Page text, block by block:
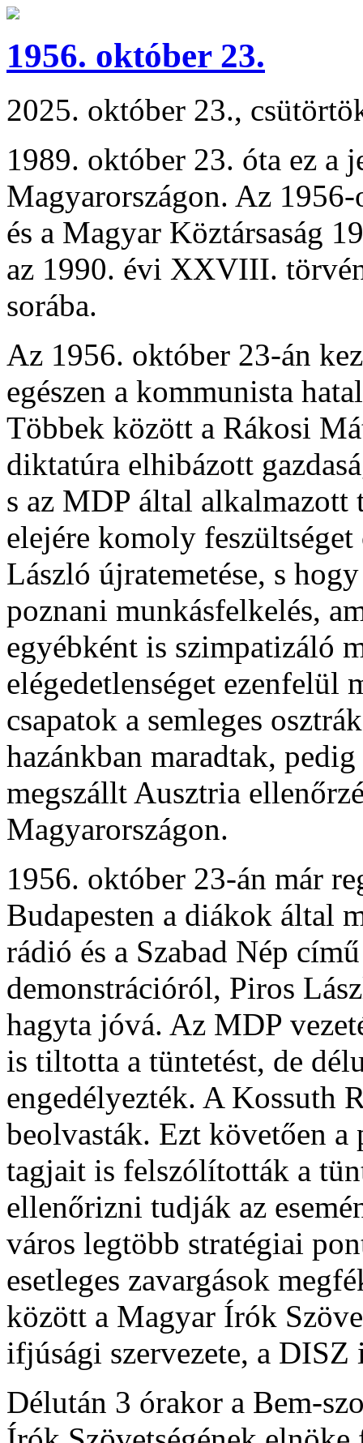
1956. október 23.
2025. október 23.,
1989. október 23. óta ez a
Magyarországon. Az
és a Magyar Köztársaság
az 1990. évi XXVIII.
sorába.
Az 1956. október 23-án
egészen a kommunista
Többek között a Rákosi
diktatúra elhibázott
s az MDP által alkalmazott
elejére komoly
László újratemetése, s
poznani munkásfelkelés,
egyébként is szimpatizáló
elégedetlenséget ezenfelül
csapatok a semleges
hazánkban maradtak,
megszállt Ausztria
Magyarországon.
1956. október 23-án már
Budapesten a diákok által
rádió és a Szabad Nép
demonstrációról, Piros
hagyta jóvá. Az MDP
is tiltotta a tüntetést, de
engedélyezték. A Kossuth
beolvasták. Ezt követően
tagjait is felszólították a
ellenőrizni tudják az
város legtöbb stratégiai
esetleges zavargások
között a Magyar Írók
ifjúsági szervezete, a DISZ
Délután 3 órakor a Bem-